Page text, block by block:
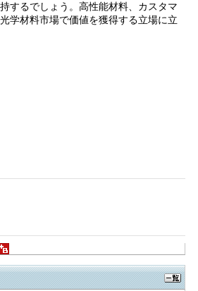
するでしょう。高性能材料、カスタマ
学材料市場で価値を獲得する立場に立